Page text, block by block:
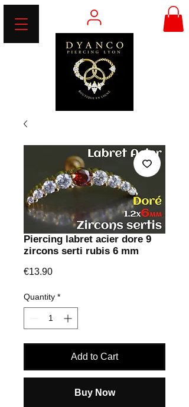
Piercing labret acier dore 9
zircons serti rubis 6 mm
€13.90Price
Quantity *
Add to Cart
Buy Now